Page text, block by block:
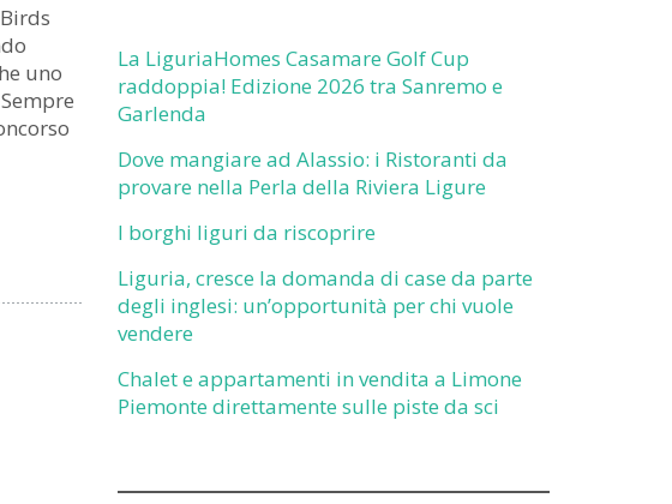
uno
La LiguriaHomes Casamare Golf Cup
raddoppia! Edizione 2026 tra Sanremo e
Garlenda
Dove mangiare ad Alassio: i Ristoranti da
provare nella Perla della Riviera Ligure
I borghi liguri da riscoprire
Liguria, cresce la domanda di case da parte
degli inglesi: un’opportunità per chi vuole
vendere
Chalet e appartamenti in vendita a Limone
Piemonte direttamente sulle piste da sci